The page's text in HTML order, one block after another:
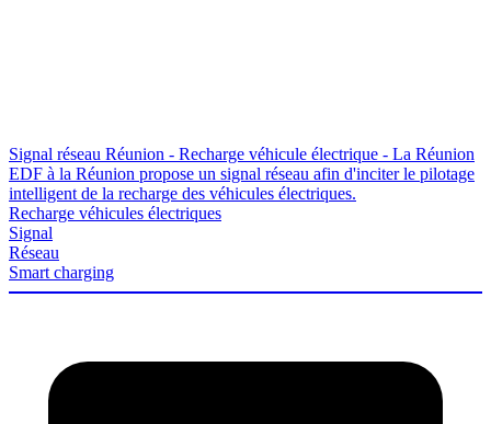
Signal réseau Réunion - Recharge véhicule électrique - La Réunion
EDF à la Réunion propose un signal réseau afin d'inciter le pilotage
intelligent de la recharge des véhicules électriques.
Recharge véhicules électriques
Signal
Réseau
Smart charging